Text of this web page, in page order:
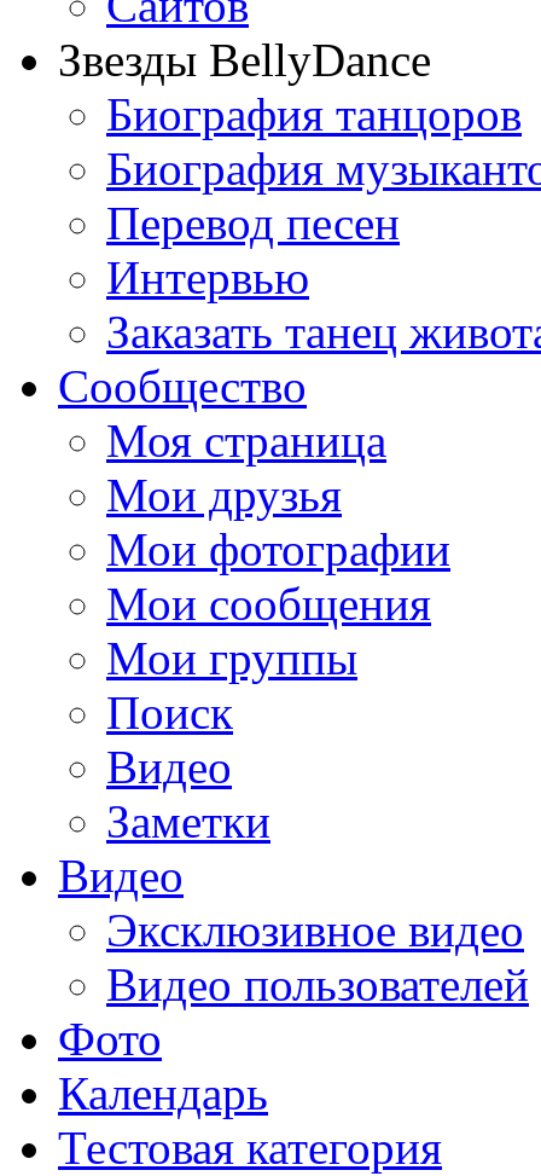
Звезды BellyDance
Биография танцоров
Биография
Перевод песен
Интервью
Заказать танец
Сообщество
Моя страница
Мои друзья
Мои фотографии
Мои сообщения
Мои группы
Поиск
Видео
Заметки
Видео
Эксклюзивное видео
Видео пользователей
Фото
Календарь
Тестовая категория